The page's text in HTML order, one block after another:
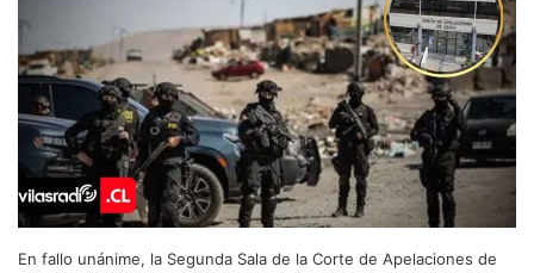
En fallo unánime, la Segunda Sala de la Corte de Apelaciones de